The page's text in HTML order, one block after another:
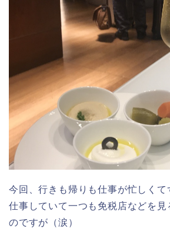
今回、行きも帰りも仕事が忙しくて
仕事していて一つも免税店などを見
のですが（涙）